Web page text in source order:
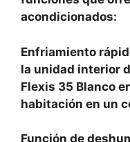
acondicionados:
Enfriamiento
la unidad interior
Flexis 35 Blanco
habitación en un
Función de